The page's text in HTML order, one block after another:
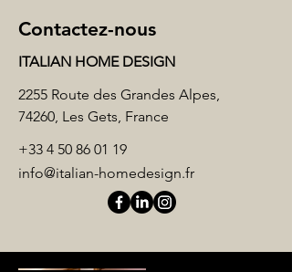
Contactez-nous
ITALIAN HOME DESIGN
2255 Route des Grandes Alpes,
74260, Les Gets, France
+33 4 50 86 01 19
info@italian-homedesign.fr